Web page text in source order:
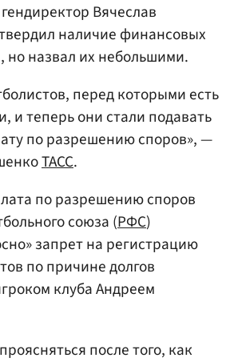
Вячеслав
наличие финансовых
но назвал их небольшими.
перед которыми есть
и теперь они стали подавать
по разрешению споров», —
ТАСС.
по разрешению споров
союза (РФС)
запрет на регистрацию
по причине долгов
клуба Андреем
после того, как